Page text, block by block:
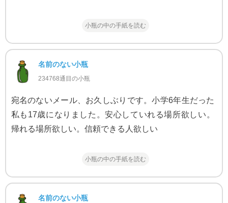
小瓶の中の手紙を読む
名前のない小瓶
234768通目の小瓶
宛名のないメール、お久しぶりです。小学6年生だった
私も17歳になりました。安心していれる場所欲しい。
帰れる場所欲しい。信頼できる人欲しい
小瓶の中の手紙を読む
名前のない小瓶